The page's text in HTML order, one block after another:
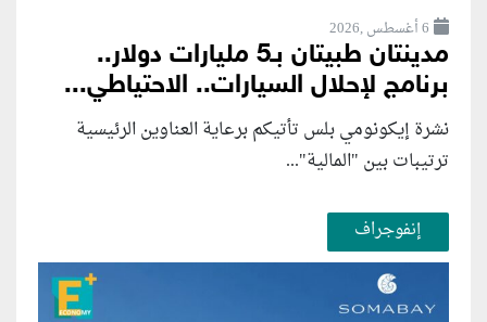
6 أغسطس ,2026
مدينتان طبيتان بـ5 مليارات دولار..
برنامج لإحلال السيارات.. الاحتياطي...
نشرة إيكونومي بلس تأتيكم برعاية العناوين الرئيسية
ترتيبات بين "المالية"...
إنفوجراف